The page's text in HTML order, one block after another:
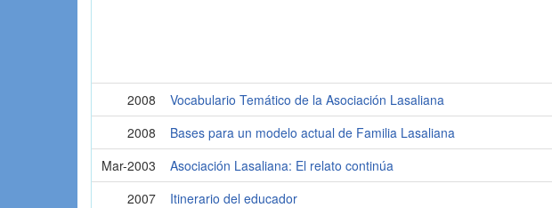
2008
Vocabulario Temático de la Asociación Lasaliana
2008
Bases para un modelo actual de Familia Lasaliana
Mar-2003
Asociación Lasaliana: El relato continúa
2007
Itinerario del educador